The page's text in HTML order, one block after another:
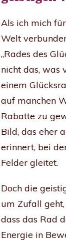
Als ich mich
Welt
„Rades des
nicht das, was
einem
auf manchen
Rabatte zu
Bild, das eher
erinnert, bei
Felder gleitet.
Doch die
um Zufall
dass das Rad
Energie in